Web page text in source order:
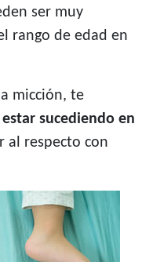
ser muy
rango de edad en
micción, te
sucediendo en
al respecto con